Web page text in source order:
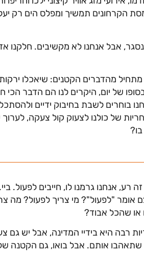
הקרחונים תמשיך ומפלס הים רק
גר, אבל אנחנו לא מקשיבים. חלקנו
מהדברים הקטנים: שיאכלו
של יום, היקרים לנו הם הדבר הכי
בוחרים לשבת בחיבוק ידיים ולהסתכל
של כולנו לצעוק קול צעקה, לערוך
רע, אנחנו גרמנו לו, חייבים לפעול.
"לפעול"? מי צריך לפעול? מה
או שהכל אבוד?
רבה היא בידיי המדינה, אבל יש גם
אותם. אבל בואו, גם הקטנה